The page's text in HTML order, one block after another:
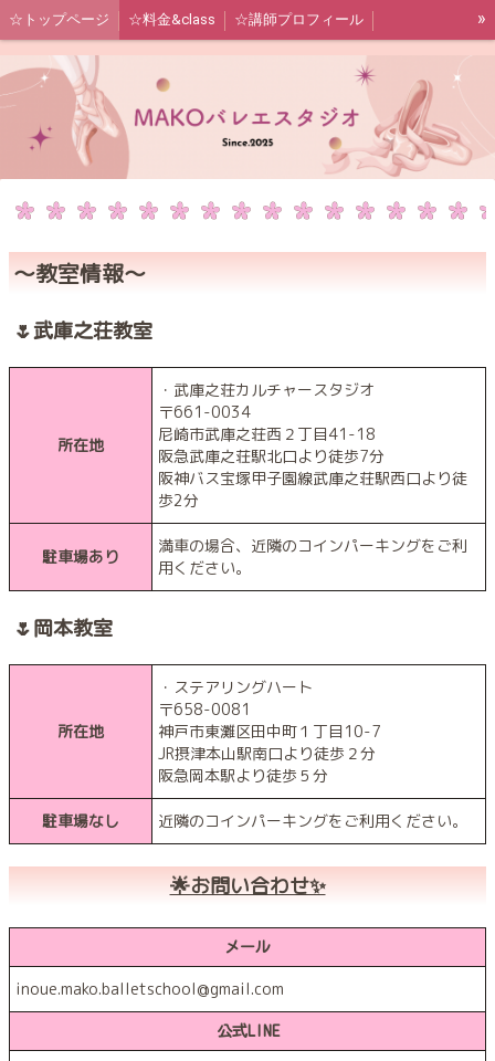
☆トップページ ☆料金&class ☆講師プロフィール
☆教室情報＆お問合せ
»
〜教室情報〜
🌷武庫之荘教室
所在地
・武庫之荘カルチャースタジオ
〒661-0034
尼崎市武庫之荘西２丁目41-18
阪急武庫之荘駅北口より徒歩7分
阪神バス宝塚甲子園線武庫之荘駅西口より徒
歩2分
駐車場あり
満車の場合、近隣のコインパーキングをご利
用ください。
🌷岡本教室
所在地
・ステアリングハート
〒658-0081
神戸市東灘区田中町１丁目10-7
JR摂津本山駅南口より徒歩２分
阪急岡本駅より徒歩５分
駐車場なし 近隣のコインパーキングをご利用ください。
🌟お問い合わせ✨
メール
inoue.mako.balletschool@gmail.com
公式LINE